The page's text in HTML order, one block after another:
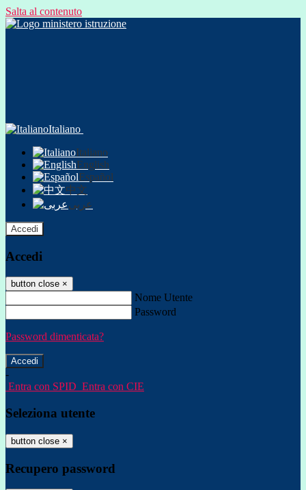
Salta al contenuto
Italiano
Italiano
English
Español
中文
عربى
Accedi
Accedi
button close ×
Nome Utente
Password
Password dimenticata?
-
Entra con SPID Entra con CIE
Seleziona utente
button close ×
Recupero password